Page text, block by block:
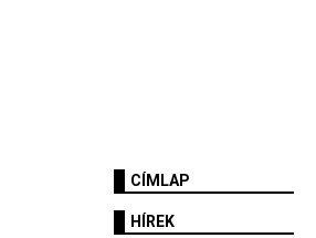
CÍMLAP
HÍREK